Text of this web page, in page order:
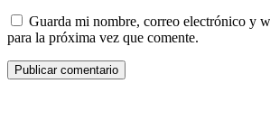
Guarda mi nombre, correo electrónico y
para la próxima vez que comente.